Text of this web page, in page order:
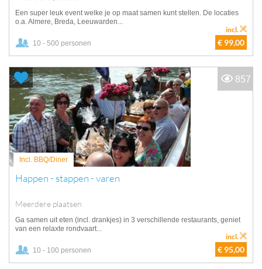
Een super leuk event welke je op maat samen kunt stellen. De locaties
o.a. Almere, Breda, Leeuwarden...
10 - 500 personen € 99,00
incl.
Incl. BBQ/Diner
Happen - stappen - varen
Meerdere plaatsen
Ga samen uit eten (incl. drankjes) in 3 verschillende restaurants, geniet
van een relaxte rondvaart...
10 - 100 personen € 95,00
incl.
857